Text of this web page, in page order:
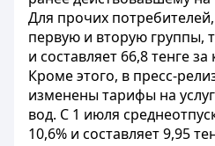
Для прочих
первую и вторую группы,
и составляет 66,8 тенге
Кроме этого, в пресс-
изменены тарифы на
вод. С 1 июля
10,6% и составляет 9,95